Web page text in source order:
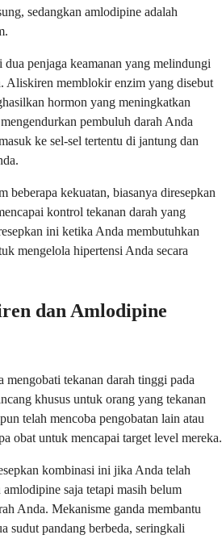
sedangkan amlodipine adalah
penjaga keamanan yang melindungi
Aliskiren memblokir enzim yang disebut
hormon yang meningkatkan
pembuluh darah Anda
ke sel-sel tertentu di jantung dan
beberapa kekuatan, biasanya diresepkan
kontrol tekanan darah yang
ini ketika Anda membutuhkan
mengelola hipertensi Anda secara
dan Amlodipine
tekanan darah tinggi pada
khusus untuk orang yang tekanan
telah mencoba pengobatan lain atau
obat untuk mencapai target level mereka.
kombinasi ini jika Anda telah
saja tetapi masih belum
Anda. Mekanisme ganda membantu
sudut pandang berbeda, seringkali